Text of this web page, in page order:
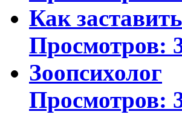
Как
Просмотров:
Зоопсихолог
Просмотров: